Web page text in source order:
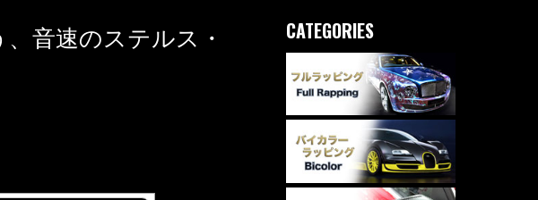
音速のステルス・
CATEGORIES